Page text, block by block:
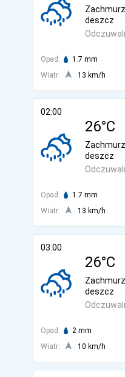
deszcz
Opad: 1.7 mm
Wiatr:
13 km/h
02:00
26°C
deszcz
Opad: 1.7 mm
Wiatr:
13 km/h
03:00
26°C
deszcz
Opad: 2 mm
Wiatr:
10 km/h